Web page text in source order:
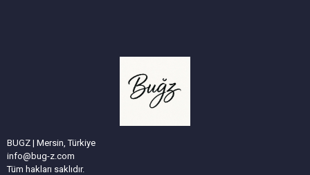
BUGZ | Mersin, Türkiye
info@bug-z.com
Tüm hakları saklıdır.